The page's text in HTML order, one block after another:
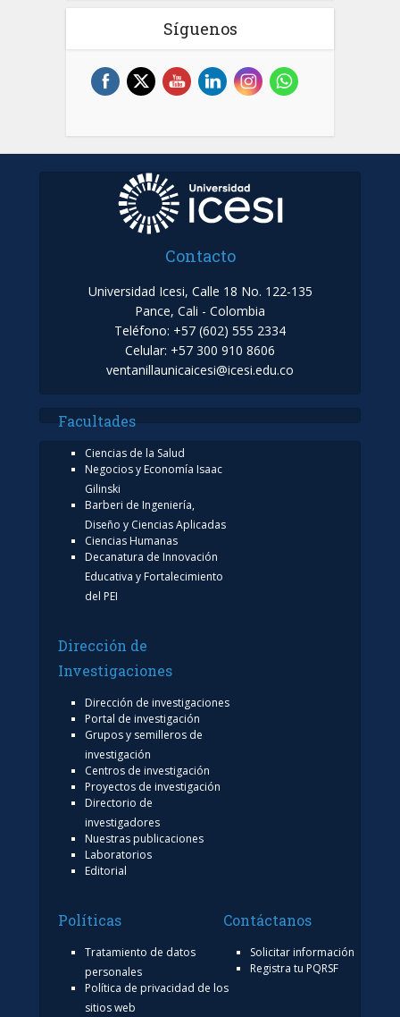
Síguenos
Contacto
Universidad Icesi, Calle 18 No. 122-135
Pance, Cali - Colombia
Teléfono: +57 (602) 555 2334
Celular: +57 300 910 8606
ventanillaunicaicesi@icesi.edu.co
Facultades
Ciencias de la Salud
Negocios y Economía Isaac
Gilinski
Barberi de Ingeniería,
Diseño y Ciencias Aplicadas
Ciencias Humanas
Decanatura de Innovación
Educativa y Fortalecimiento
del PEI
Dirección de
Investigaciones
Dirección de investigaciones
Portal de investigación
Grupos y semilleros de
investigación
Centros de investigación
Proyectos de investigación
Directorio de
investigadores
Nuestras publicaciones
Laboratorios
Editorial
Políticas
Tratamiento de datos
personales
Política de privacidad de los
sitios web
Contáctanos
Solicitar información
Registra tu PQRSF